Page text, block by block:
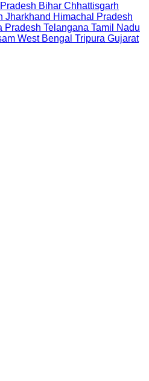
Bihar Chhattisgarh
Jharkhand Himachal Pradesh
Pradesh Telangana Tamil Nadu
West Bengal Tripura Gujarat